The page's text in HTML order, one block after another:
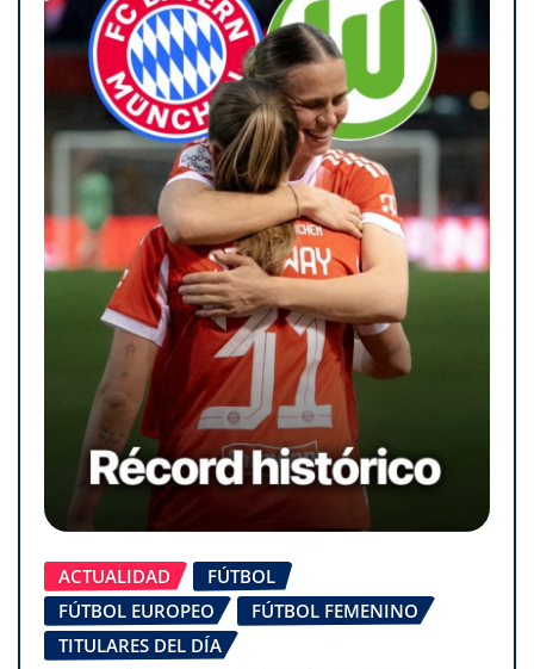
ACTUALIDAD
FÚTBOL
FÚTBOL EUROPEO
FÚTBOL FEMENINO
TITULARES DEL DÍA